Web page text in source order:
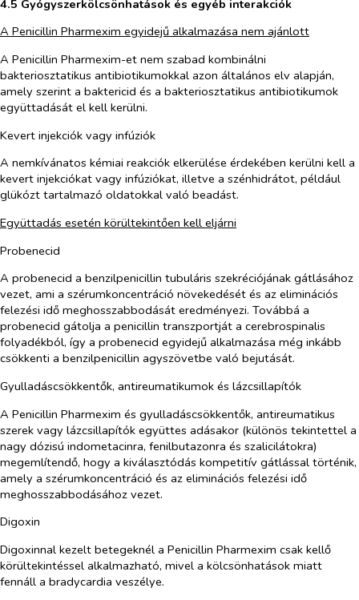
4.5 Gyógyszerkölcsönhatások és egyéb interakciók
A Penicillin Pharmexim egyidejű alkalmazása nem ajánlott
A Penicillin Pharmexim-et nem szabad kombinálni
bakteriosztatikus antibiotikumokkal azon általános elv alapján,
amely szerint a baktericid és a bakteriosztatikus antibiotikumok
együttadását el kell kerülni.
Kevert injekciók vagy infúziók
A nemkívánatos kémiai reakciók elkerülése érdekében kerülni kell a
kevert injekciókat vagy infúziókat, illetve a szénhidrátot, például
glükózt tartalmazó oldatokkal való beadást.
Együttadás esetén körültekintően kell eljárni
Probenecid
A probenecid a benzilpenicillin tubuláris szekréciójának gátlásához
vezet, ami a szérumkoncentráció növekedését és az eliminációs
felezési idő meghosszabbodását eredményezi. Továbbá a
probenecid gátolja a penicillin transzportját a cerebrospinalis
folyadékból, így a probenecid egyidejű alkalmazása még inkább
csökkenti a benzilpenicillin agyszövetbe való bejutását.
Gyulladáscsökkentők, antireumatikumok és lázcsillapítók
A Penicillin Pharmexim és gyulladáscsökkentők, antireumatikus
szerek vagy lázcsillapítók együttes adásakor (különös tekintettel a
nagy dózisú indometacinra, fenilbutazonra és szalicilátokra)
megemlítendő, hogy a kiválasztódás kompetitív gátlással történik,
amely a szérumkoncentráció és az eliminációs felezési idő
meghosszabbodásához vezet.
Digoxin
Digoxinnal kezelt betegeknél a Penicillin Pharmexim csak kellő
körültekintéssel alkalmazható, mivel a kölcsönhatások miatt
fennáll a bradycardia veszélye.